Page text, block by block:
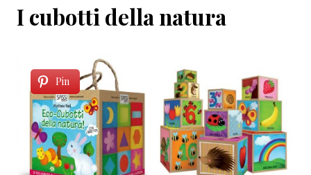
I cubotti della natura
Pin